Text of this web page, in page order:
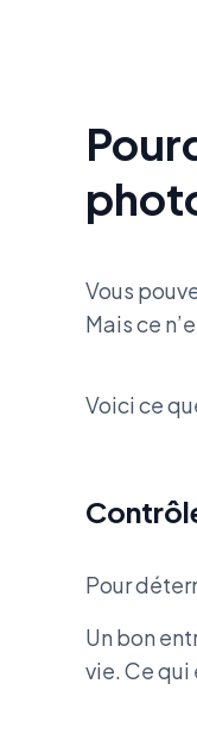
Vous
Mais ce
Voici ce
Pour
Un bon
vie. Ce qui